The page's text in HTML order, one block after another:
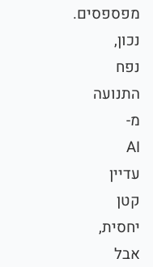
מפספסים.
נכון,
נפח
התנועה
מ-
AI
עדיין
קטן
יחסית,
אבל